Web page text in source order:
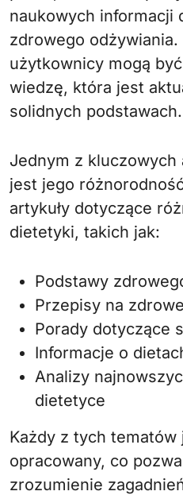
naukowych informacji
zdrowego
użytkownicy mogą
wiedzę, która jest
solidnych podstawach.
Jednym z
jest jego
artykuły dotyczące
dietetyki, takich jak:
Podstawy
Przepisy na
Porady dotyczące
Informacje o
Analizy
dietetyce
Każdy z tych tematów
opracowany, co
zrozumienie